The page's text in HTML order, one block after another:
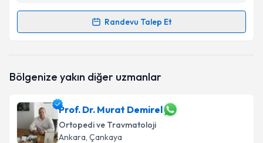
Randevu Talep Et
Randevu Takvimi Talebi
oluşturun. Size bu uzmandan randevu almanız için bir
E-posta Adresiniz
Bölgenize yakın diğer uzmanlar
Prof. Dr. Murat Demirel
Ortopedi ve Travmatoloji
Ankara, Çankaya